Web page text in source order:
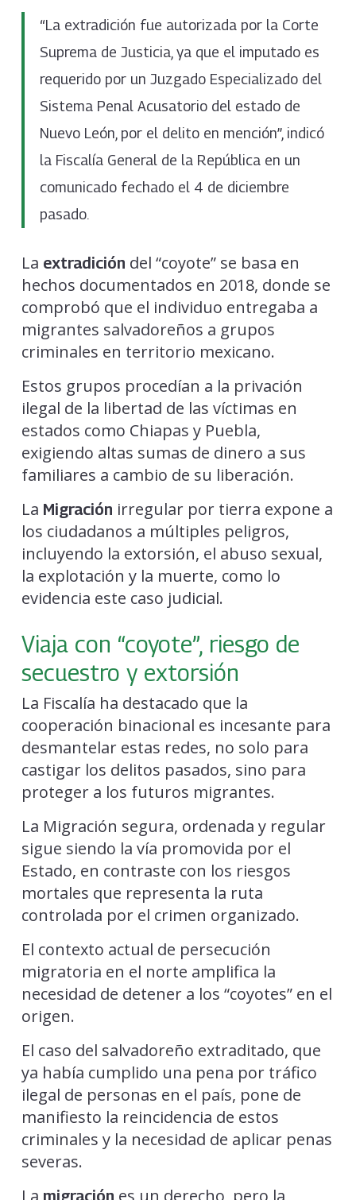
“La extradición fue autorizada por la Corte
Suprema de Justicia, ya que el imputado es
requerido por un Juzgado Especializado del
Sistema Penal Acusatorio del estado de
Nuevo León, por el delito en mención”, indicó
la Fiscalía General de la República en un
comunicado fechado el 4 de diciembre
pasado.
La extradición del “coyote” se basa en
hechos documentados en 2018, donde se
comprobó que el individuo entregaba a
migrantes salvadoreños a grupos
criminales en territorio mexicano.
Estos grupos procedían a la privación
ilegal de la libertad de las víctimas en
estados como Chiapas y Puebla,
exigiendo altas sumas de dinero a sus
familiares a cambio de su liberación.
La Migración irregular por tierra expone a
los ciudadanos a múltiples peligros,
incluyendo la extorsión, el abuso sexual,
la explotación y la muerte, como lo
evidencia este caso judicial.
Viaja con “coyote”, riesgo de
secuestro y extorsión
La Fiscalía ha destacado que la
cooperación binacional es incesante para
desmantelar estas redes, no solo para
castigar los delitos pasados, sino para
proteger a los futuros migrantes.
La Migración segura, ordenada y regular
sigue siendo la vía promovida por el
Estado, en contraste con los riesgos
mortales que representa la ruta
controlada por el crimen organizado.
El contexto actual de persecución
migratoria en el norte amplifica la
necesidad de detener a los “coyotes” en el
origen.
El caso del salvadoreño extraditado, que
ya había cumplido una pena por tráfico
ilegal de personas en el país, pone de
manifiesto la reincidencia de estos
criminales y la necesidad de aplicar penas
severas.
La migración es un derecho, pero la